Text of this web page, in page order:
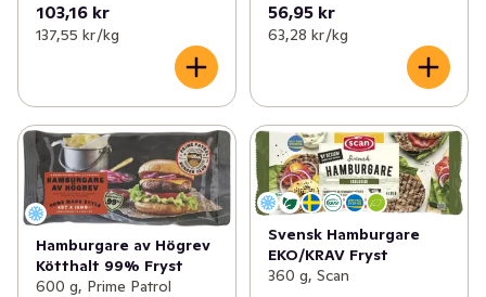
103,16 kr
137,55 kr /kg
56,95 kr
63,28 kr /kg
Hamburgare av Högrev
Kötthalt 99% Fryst
600 g, Prime Patrol
Svensk Hamburgare
EKO/KRAV Fryst
360 g, Scan